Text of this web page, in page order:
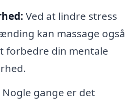
Ved at lindre stress
kan massage også
forbedre din mentale
Nogle gange er det